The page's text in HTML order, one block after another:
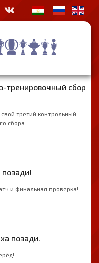
тренировочный сбор
третий контрольный
сбора.
позади!
и финальная проверка!
позади.